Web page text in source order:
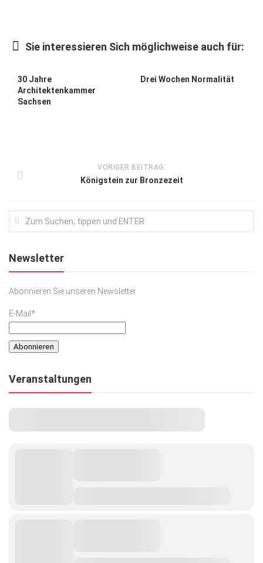
Lifestyle
Podcast
Top Branchen
Sie interessieren Sich möglichweise auch für:
30 Jahre
Architektenkammer
Sachsen
Drei Wochen Normalität
VORIGER BEITRAG:
Königstein zur Bronzezeit
Newsletter
Abonnieren Sie unseren Newsletter
E-Mail*
Veranstaltungen